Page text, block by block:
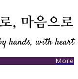
, 마음으로
hands, with heart
More